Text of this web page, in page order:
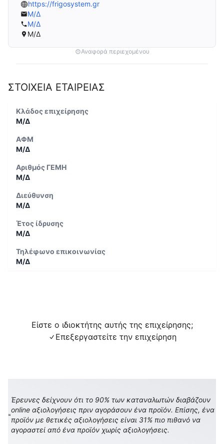
https://frigosystem.gr
Μ/Δ
Μ/Δ
Μ/Δ
Αναφορά περιεχομένου
ΣΤΟΙΧΕΙΑ ΕΤΑΙΡΕΙΑΣ
Κλάδος επιχείρησης
Μ/Δ
ΑΦΜ
Μ/Δ
Αριθμός ΓΕΜΗ
Μ/Δ
Διεύθυνση
Μ/Δ
Έτος ίδρυσης
Μ/Δ
Τηλέφωνο επικοινωνίας
Μ/Δ
Είστε ο ιδιοκτήτης αυτής της επιχείρησης;
Επεξεργαστείτε την επιχείρηση
Έρευνες δείχνουν ότι το 90% των καταναλωτών διαβάζουν
online αξιολογήσεις πριν αγοράσουν ένα προϊόν. Επίσης, ένα
προϊόν με θετικές αξιολογήσεις είναι 31% πιο πιθανό να
αγοραστεί από ένα προϊόν χωρίς αξιολογήσεις.